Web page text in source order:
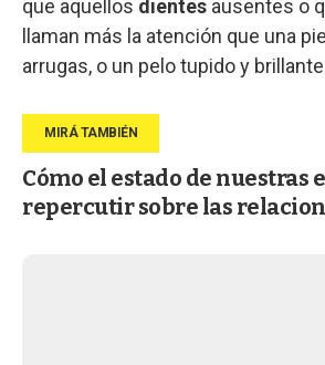
que aquellos dientes ausentes o
llaman más la atención que una
arrugas, o un pelo tupido y
Cómo el estado de nuestras
repercutir sobre las